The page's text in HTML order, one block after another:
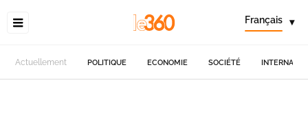
Français ▾
Actuellement POLITIQUE ECONOMIE SOCIÉTÉ